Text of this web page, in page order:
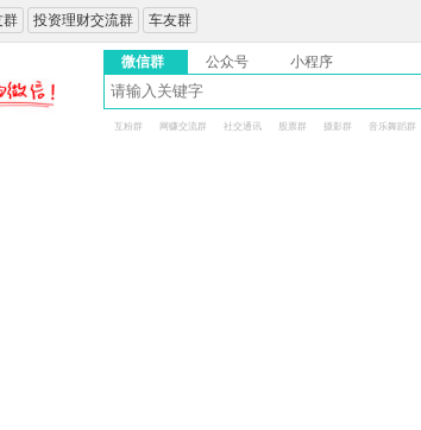
群 投资理财交流群 车友群
微信群 公众号 小程序
互粉群 网赚交流群 社交通讯 股票群 摄影群 音乐舞蹈群